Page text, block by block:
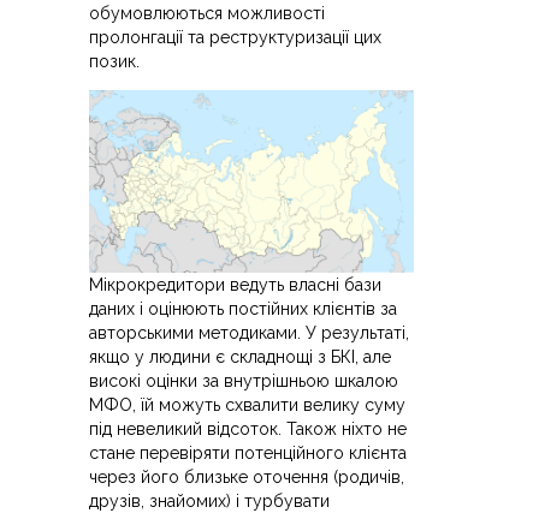
обумовлюються можливості
пролонгації та реструктуризації цих
позик.
Мікрокредитори ведуть власні бази
даних і оцінюють постійних клієнтів за
авторськими методиками. У результаті,
якщо у людини є складнощі з БКІ, але
високі оцінки за внутрішньою шкалою
МФО, їй можуть схвалити велику суму
під невеликий відсоток. Також ніхто не
стане перевіряти потенційного клієнта
через його близьке оточення (родичів,
друзів, знайомих) і турбувати